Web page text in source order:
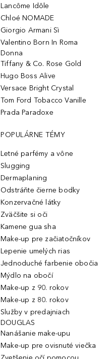
Lancôme Idôle
Chloé NOMADE
Giorgio Armani Sì
Valentino Born In Roma
Donna
Tiffany & Co. Rose Gold
Hugo Boss Alive
Versace Bright Crystal
Tom Ford Tobacco Vanille
Prada Paradoxe
POPULÁRNE TÉMY
Letné parfémy a vône
Slugging
Dermaplaning
Odstráňte čierne bodky
Konzervačné látky
Zväčšite si oči
Kamene gua sha
Make-up pre začiatočníkov
Lepenie umelých rias
Jednoduché farbenie obočia
Mýdlo na obočí
Make-up z 90. rokov
Make-up z 80. rokov
Služby v predajniach
DOUGLAS
Nanášanie make-upu
Make-up pre ovisnuté viečka